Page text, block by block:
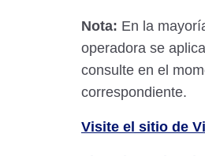
Nota: En la
operadora se
consulte en el
correspondiente.
Visite el sitio de